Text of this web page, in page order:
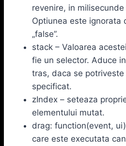
revenire, in
Optiunea este ignorata
„false”.
stack – Valoarea
fie un selector. Aduce
tras, daca se
specificat.
zIndex – seteaza
elementului mutat.
drag: function(event,
care este executata